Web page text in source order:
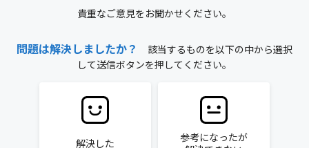
貴重なご意見をお聞かせください。
問題は解決しましたか？
該当するものを以下の中から選択
して送信ボタンを押してください。
解決した
参考になったが